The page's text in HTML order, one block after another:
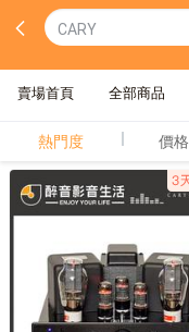
CARY
賣場首頁 全部商品
熱門度 價格